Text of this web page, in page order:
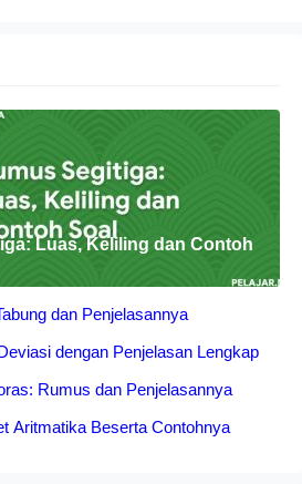
Luas, Keliling dan Contoh
dan Penjelasannya
dengan Penjelasan Lengkap
Rumus dan Penjelasannya
Aritmatika Beserta Contohnya